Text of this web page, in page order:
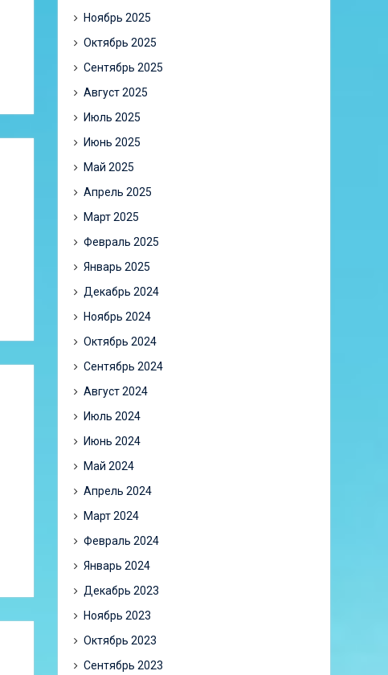
Ноябрь 2025
Октябрь 2025
Сентябрь 2025
Август 2025
Июль 2025
Июнь 2025
Май 2025
Апрель 2025
Март 2025
Февраль 2025
Январь 2025
Декабрь 2024
Ноябрь 2024
Октябрь 2024
Сентябрь 2024
Август 2024
Июль 2024
Июнь 2024
Май 2024
Апрель 2024
Март 2024
Февраль 2024
Январь 2024
Декабрь 2023
Ноябрь 2023
Октябрь 2023
Сентябрь 2023